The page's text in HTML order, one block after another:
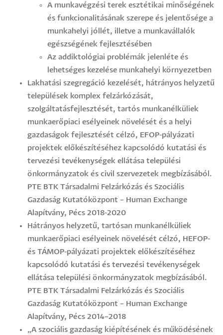
A munkavégzési terek esztétikai minőségének
és funkcionalitásának szerepe és jelentősége a
munkahelyi jóllét, illetve a munkavállalók
egészségének fejlesztésében
Az addiktológiai problémák jelenléte és
lehetséges kezelése munkahelyi környezetben
Lakhatási szegregáció kezelését, hátrányos helyzetű
települések komplex felzárkózását,
szolgáltatásfejlesztését, tartós munkanélküliek
munkaerőpiaci esélyeinek növelését és a helyi
gazdaságok fejlesztését célzó, EFOP-pályázati
projektek előkészítéséhez kapcsolódó kutatási és
tervezési tevékenységek ellátása települési
önkormányzatok és civil szervezetek megbízásából.
PTE BTK Társadalmi Felzárkózás és Szociális
Gazdaság Kutatóközpont – Human Exchange
Alapítvány, Pécs 2018-2020
Hátrányos helyzetű, tartósan munkanélküliek
munkaerőpiaci esélyeinek növelését célzó, HEFOP-
és TÁMOP-pályázati projektek előkészítéséhez
kapcsolódó kutatási és tervezési tevékenységek
ellátása települési önkormányzatok megbízásából.
PTE BTK Társadalmi Felzárkózás és Szociális
Gazdaság Kutatóközpont – Human Exchange
Alapítvány, Pécs 2014–2018
„A szociális gazdaság kiépítésének és működésének